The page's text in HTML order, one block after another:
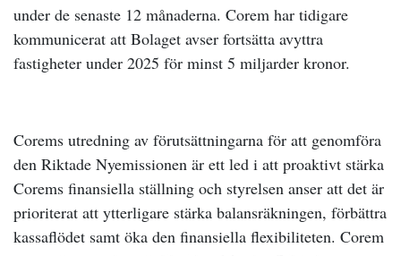
under de senaste 12 månaderna. Corem har tidigare
kommunicerat att Bolaget avser fortsätta avyttra
fastigheter under 2025 för minst 5 miljarder kronor.
Corems utredning av förutsättningarna för att genomföra
den Riktade Nyemissionen är ett led i att proaktivt stärka
Corems finansiella ställning och styrelsen anser att det är
prioriterat att ytterligare stärka balansräkningen, förbättra
kassaflödet samt öka den finansiella flexibiliteten. Corem